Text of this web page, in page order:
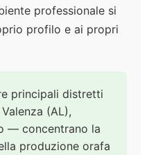
professionale si
profilo e ai propri
principali distretti
(AL),
— concentrano la
produzione orafa